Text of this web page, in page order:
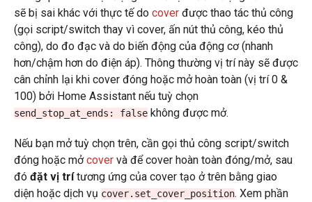
sẽ bị sai khác với thực tế do coverđược thao tác thủ công
(gọi script/switch thay vì cover, ấn nút thủ công, kéo thủ
công), do đo đạc và do biến động của động cơ (nhanh
hơn/chậm hơn do điện áp). Thông thường vị trí này sẽ được
cân chỉnh lại khi cover đóng hoặc mở hoàn toàn (vị trí 0 &
100) bởi Home Assistant nếu tuỳ chọn
send_stop_at_ends: falsekhông được mở.
Nếu bạn mở tuỳ chọn trên, cần gọi thủ công script/switch
đóng hoặc mởcovervà để cover hoàn toàn đóng/mở, sau
đó đặt vị trítương ứng của cover tạo ở trên bằng giao
diện hoặc dịch vụ cover.set_cover_position. Xem phần